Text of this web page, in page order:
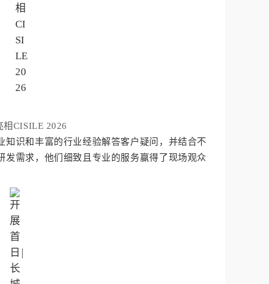
识和丰富的行业经验解答客户疑问，并结合不
发需求，他们细致且专业的服务赢得了现场观众